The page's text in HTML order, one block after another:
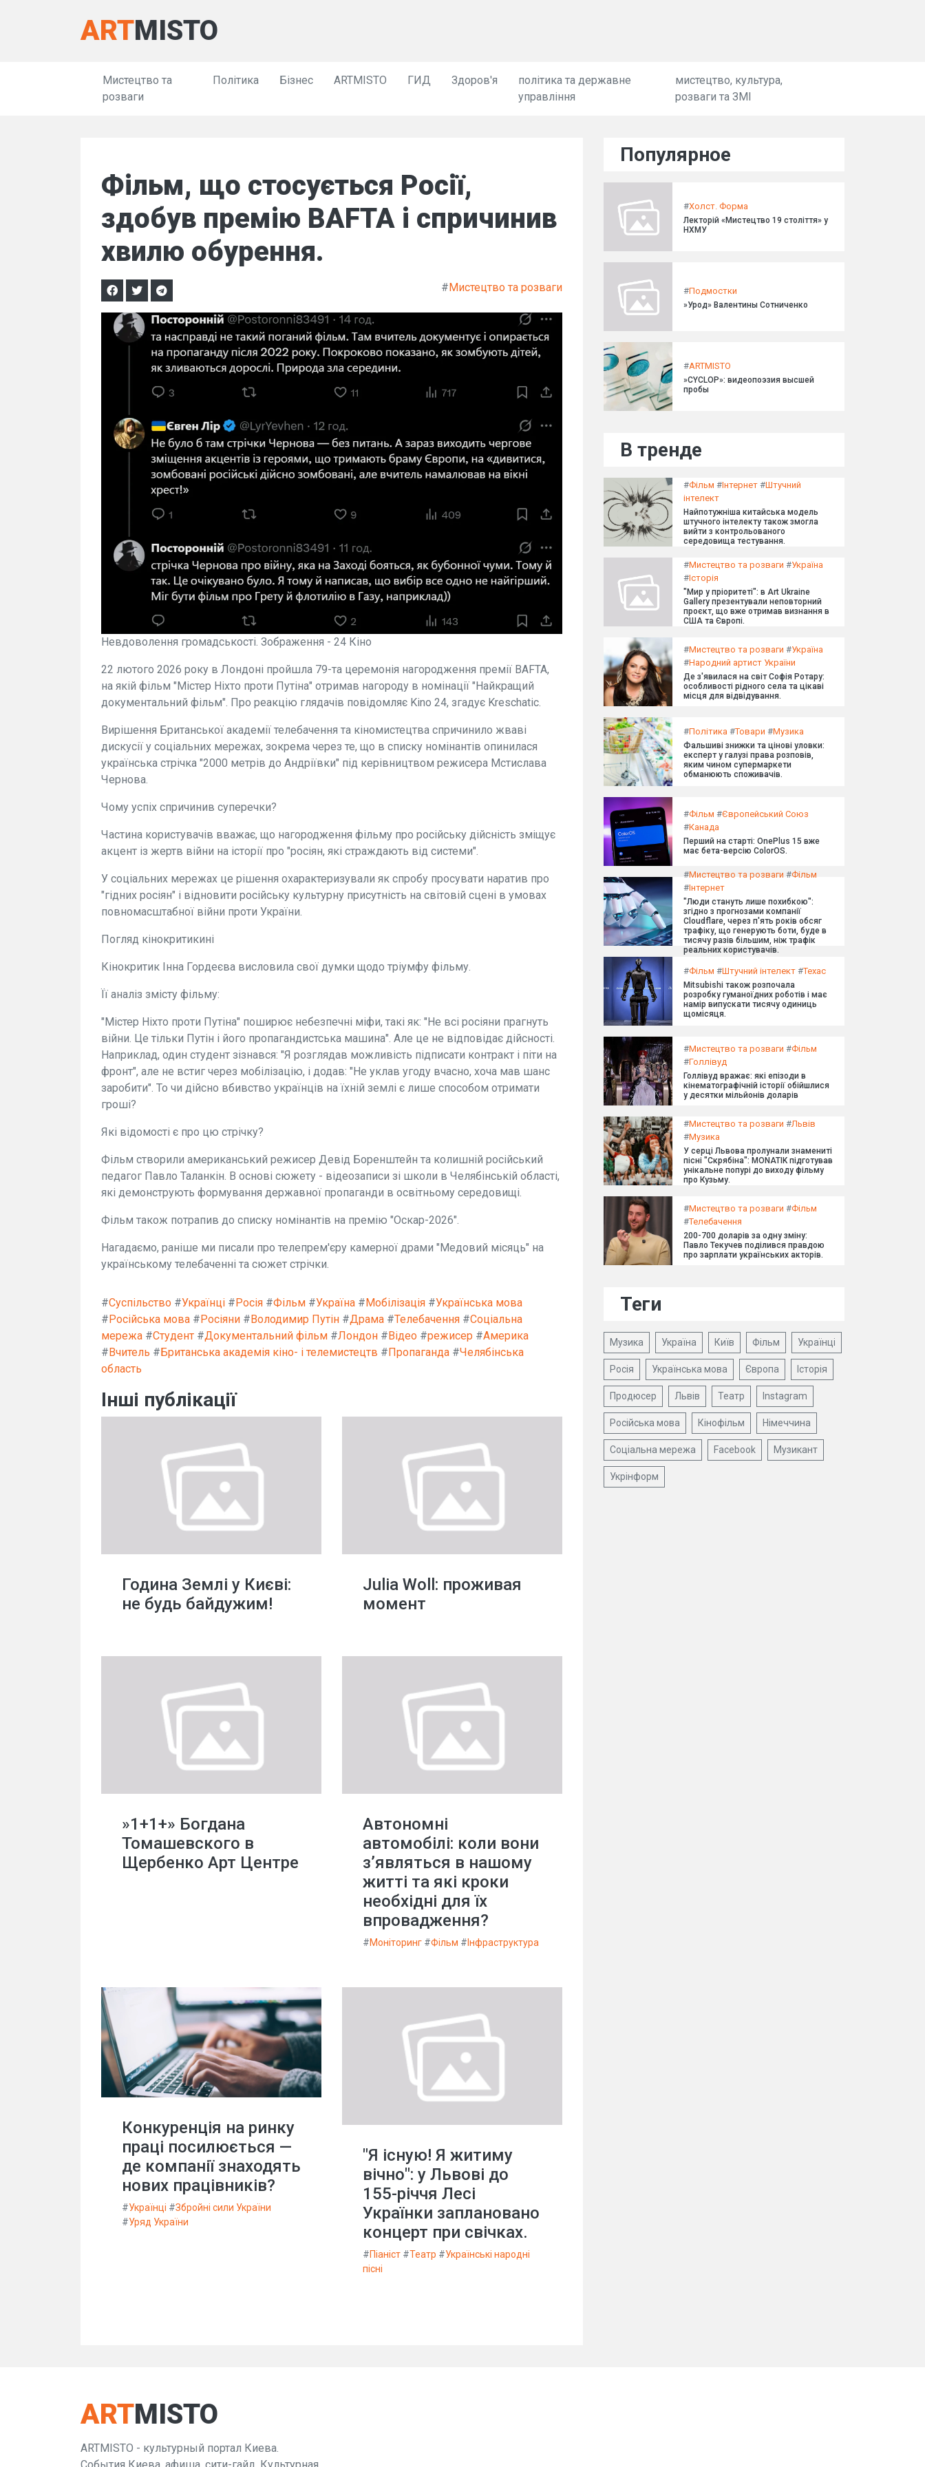
ARTMISTO
Мистецтво та
розваги
Політика Бізнес ARTMISTO ГИД Здоров'я
політика та державне
управління
мистецтво, культура,
розваги та ЗМІ
Фільм, що стосується Росії,
здобув премію BAFTA і спричинив
хвилю обурення.
#Мистецтво та розваги
Невдоволення громадськості. Зображення - 24 Кіно
22 лютого 2026 року в Лондоні пройшла 79-та церемонія нагородження премії BAFTA,
на якій фільм "Містер Ніхто проти Путіна" отримав нагороду в номінації "Найкращий
документальний фільм". Про реакцію глядачів повідомляє Kino 24, згадує Kreschatic.
Вирішення Британської академії телебачення та кіномистецтва спричинило жваві
дискусії у соціальних мережах, зокрема через те, що в списку номінантів опинилася
українська стрічка "2000 метрів до Андріївки" під керівництвом режисера Мстислава
Чернова.
Чому успіх спричинив суперечки?
Частина користувачів вважає, що нагородження фільму про російську дійсність зміщує
акцент із жертв війни на історії про "росіян, які страждають від системи".
У соціальних мережах це рішення охарактеризували як спробу просувати наратив про
"гідних росіян" і відновити російську культурну присутність на світовій сцені в умовах
повномасштабної війни проти України.
Погляд кінокритикині
Кінокритик Інна Гордеєва висловила свої думки щодо тріумфу фільму.
Її аналіз змісту фільму:
"Містер Ніхто проти Путіна" поширює небезпечні міфи, такі як: "Не всі росіяни прагнуть
війни. Це тільки Путін і його пропагандистська машина". Але це не відповідає дійсності.
Наприклад, один студент зізнався: "Я розглядав можливість підписати контракт і піти на
фронт", але не встиг через мобілізацію, і додав: "Не уклав угоду вчасно, хоча мав шанс
заробити". То чи дійсно вбивство українців на їхній землі є лише способом отримати
гроші?
Які відомості є про цю стрічку?
Фільм створили американський режисер Девід Боренштейн та колишній російський
педагог Павло Таланкін. В основі сюжету - відеозаписи зі школи в Челябінській області,
які демонструють формування державної пропаганди в освітньому середовищі.
Фільм також потрапив до списку номінантів на премію "Оскар-2026".
Нагадаємо, раніше ми писали про телепрем'єру камерної драми "Медовий місяць" на
українському телебаченні та сюжет стрічки.
#Суспільство #Українці #Росія #Фільм #Україна #Мобілізація #Українська мова
#Російська мова #Росіяни #Володимир Путін #Драма #Телебачення #Соціальна
мережа #Студент #Документальний фільм #Лондон #Відео #режисер #Америка
#Вчитель #Британська академія кіно- і телемистецтв #Пропаганда #Челябінська
область
Інші публікації
Година Землі у Києві:
не будь байдужим!
Julia Woll: проживая
момент
»1+1+» Богдана
Томашевского в
Щербенко Арт Центре
Автономні
автомобілі: коли вони
з’являться в нашому
житті та які кроки
необхідні для їх
впровадження?
#Моніторинг #Фільм # Інфраструктура
Конкуренція на ринку
праці посилюється —
де компанії знаходять
нових працівників?
#Українці #Збройні сили України
#Уряд України
"Я існую! Я житиму
вічно": у Львові до
155-річчя Лесі
Українки заплановано
концерт при свічках.
#Піаніст #Театр #Українські народні
пісні
Популярное
#Холст. Форма
Лекторій «Мистецтво 19 століття» у
НХМУ
#Подмостки
»Урод» Валентины Сотниченко
#ARTMISTO
»CYCLOP»: видеопоэзия высшей
пробы
В тренде
#Фільм #Інтернет #Штучний
інтелект
Найпотужніша китайська модель
штучного інтелекту також змогла
вийти з контрольованого
середовища тестування.
#Мистецтво та розваги #Україна
#Історія
"Мир у пріоритеті": в Art Ukraine
Gallery презентували неповторний
проєкт, що вже отримав визнання в
США та Європі.
#Мистецтво та розваги #Україна
#Народний артист України
Де з'явилася на світ Софія Ротару:
особливості рідного села та цікаві
місця для відвідування.
#Політика #Товари #Музика
Фальшиві знижки та цінові уловки:
експерт у галузі права розповів,
яким чином супермаркети
обманюють споживачів.
#Фільм #Європейський Союз
#Канада
Перший на старті: OnePlus 15 вже
має бета-версію ColorOS.
#Мистецтво та розваги #Фільм
#Інтернет
"Люди стануть лише похибкою":
згідно з прогнозами компанії
Cloudflare, через п'ять років обсяг
трафіку, що генерують боти, буде в
тисячу разів більшим, ніж трафік
реальних користувачів.
#Фільм #Штучний інтелект #Техас
Mitsubishi також розпочала
розробку гуманоїдних роботів і має
намір випускати тисячу одиниць
щомісяця.
#Мистецтво та розваги #Фільм
#Голлівуд
Голлівуд вражає: які епізоди в
кінематографічній історії обійшлися
у десятки мільйонів доларів
#Мистецтво та розваги #Львів
#Музика
У серці Львова пролунали знамениті
пісні "Скрябіна": MONATIK підготував
унікальне попурі до виходу фільму
про Кузьму.
#Мистецтво та розваги #Фільм
#Телебачення
200-700 доларів за одну зміну:
Павло Текучев поділився правдою
про зарплати українських акторів.
Теги
Музика Україна Київ Фільм Українці
Росія Українська мова Європа Історія
Продюсер Львів Театр Instagram
Російська мова Кінофільм Німеччина
Соціальна мережа Facebook Музикант
Укрінформ
ARTMISTO
ARTMISTO - культурный портал Киева.